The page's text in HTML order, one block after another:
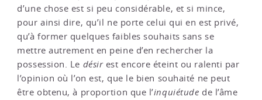
d’une chose est si peu considérable, et si mince,
pour ainsi dire, qu’il ne porte celui qui en est privé,
qu’à former quelques faibles souhaits sans se
mettre autrement en peine d’en rechercher la
possession. Le désirest encore éteint ou ralenti par
l’opinion où l’on est, que le bien souhaité ne peut
être obtenu, à proportion que l’inquiétude de l’âme